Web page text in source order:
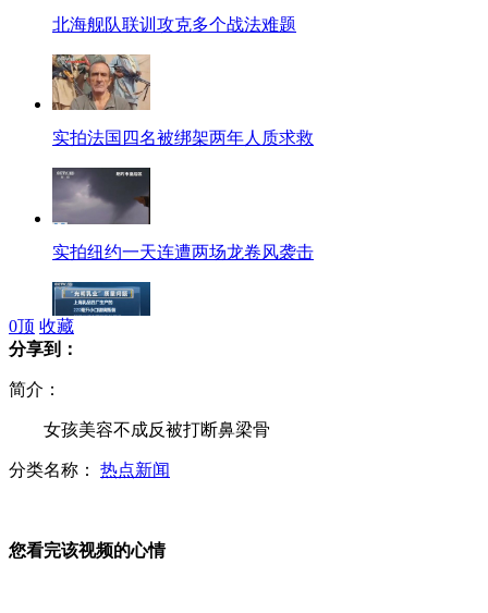
北海舰队联训攻克多个战法难题
实拍法国四名被绑架两年人质求救
实拍纽约一天连遭两场龙卷风袭击
地震救援官兵进村入户搜救援排查
0顶 收藏
分享到：
简介：
女孩美容不成反被打断鼻梁骨
分类名称： 热点新闻
您看完该视频的心情